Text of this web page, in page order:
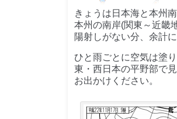
きょうは日本海と本州
本州の南岸(関東～近畿
陽射しがない分、余計
ひと雨ごとに空気は塗
東・西日本の平野部で
お出かけください。